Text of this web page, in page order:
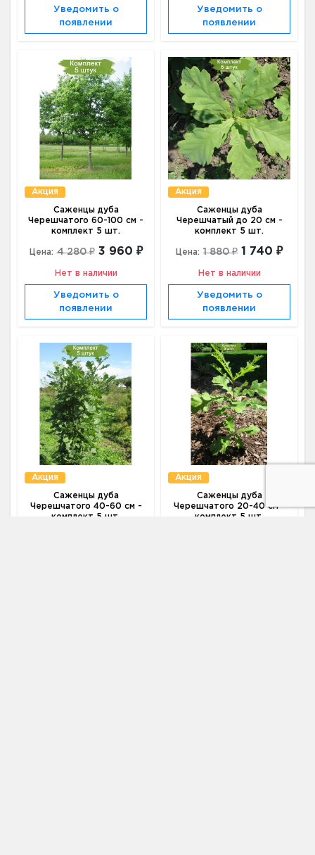
Уведомить о
появлении
Уведомить о
появлении
Акция
Саженцы дуба
Черешчатого 60-100 см -
комплект 5 шт.
Цена: 4 280 ₽ 3 960 ₽
Нет в наличии
Уведомить о
появлении
Акция
Саженцы дуба
Черешчатый до 20 см -
комплект 5 шт.
Цена: 1 880 ₽ 1 740 ₽
Нет в наличии
Уведомить о
появлении
Акция
Саженцы дуба
Черешчатого 40-60 см -
комплект 5 шт.
Акция
Саженцы дуба
Черешчатого 20-40 см -
комплект 5 шт.